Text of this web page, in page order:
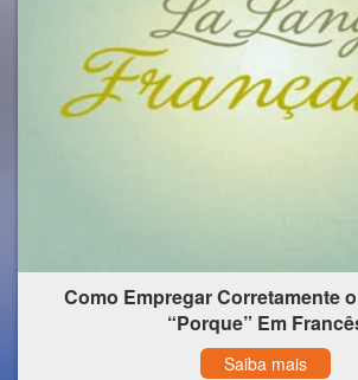
Como Empregar Corretamente
“Porque” Em
Saiba mais